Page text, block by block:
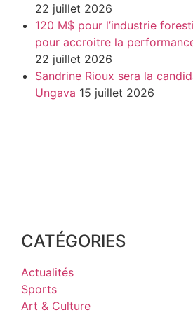
22 juillet 2026
120 M$ pour l’industrie
pour accroitre la
22 juillet 2026
Sandrine Rioux sera la
Ungava 15 juillet 2026
CATÉGORIES
Actualités
Sports
Art & Culture